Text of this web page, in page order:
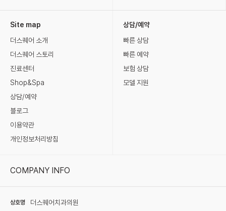
Site map
더스퀘어 소개
더스퀘어 스토리
진료센터
Shop&Spa
상담/예약
블로그
이용약관
개인정보처리방침
상담/예약
빠른 상담
빠른 예약
보험 상담
모델 지원
COMPANY INFO
상호명 더스퀘어치과의원